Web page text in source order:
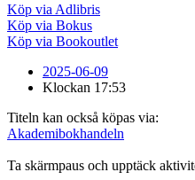
Köp via Adlibris
Köp via Bokus
Köp via Bookoutlet
2025-06-09
Klockan 17:53
Titeln kan också köpas via:
Akademibokhandeln
Ta skärmpaus och upptäck